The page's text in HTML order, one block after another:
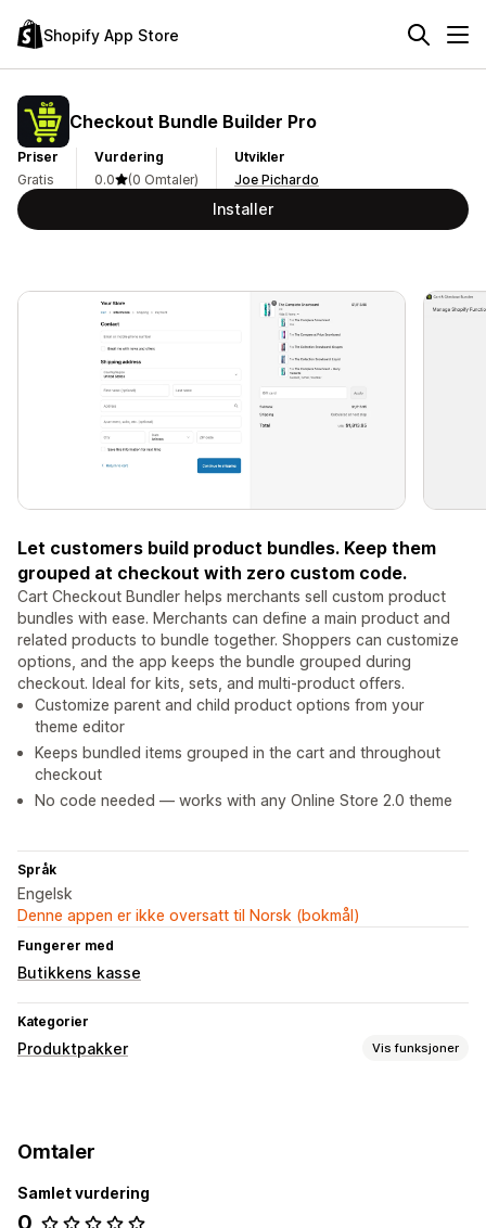
Shopify App Store
Checkout Bundle Builder Pro
Priser
Gratis
Vurdering
0.0
(0 Omtaler)
Utvikler
Joe Pichardo
Installer
Let customers build product bundles. Keep them
grouped at checkout with zero custom code.
Cart Checkout Bundler helps merchants sell custom product
bundles with ease. Merchants can define a main product and
related products to bundle together. Shoppers can customize
options, and the app keeps the bundle grouped during
checkout. Ideal for kits, sets, and multi-product offers.
Customize parent and child product options from your
theme editor
Keeps bundled items grouped in the cart and throughout
checkout
No code needed — works with any Online Store 2.0 theme
Språk
Engelsk
Denne appen er ikke oversatt til Norsk (bokmål)
Fungerer med
Butikkens kasse
Kategorier
Produktpakker Vis funksjoner
Omtaler
Samlet vurdering